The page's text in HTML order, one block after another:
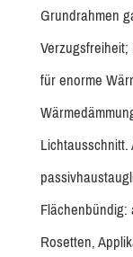
Grundrahmen
für enorme
Rosetten,